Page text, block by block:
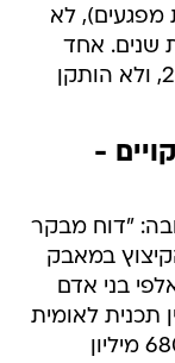
מפגעים), לא
שנים. אחד
מקובצי התקנות אף בוטל בשנת 2012, ולא הותקן
-
"דוח מבקר
במאבק
בני אדם
תכנית לאומית
להפחתת זיהום האוויר בתקציב של 680 מיליון